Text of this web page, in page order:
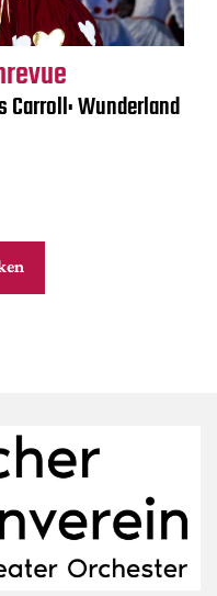
Carroll: Wunderland